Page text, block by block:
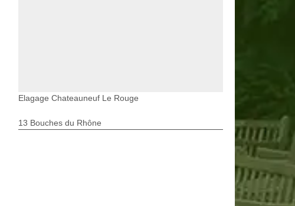
Elagage Chateauneuf Le Rouge
13 Bouches du Rhône